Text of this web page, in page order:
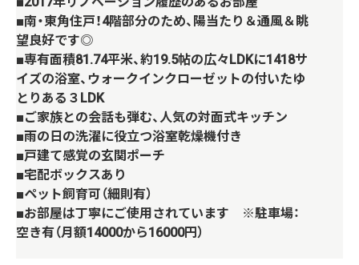
■南・東角住戸！4階部分のため、陽当たり＆通風＆眺
望良好です◎
■専有面積81.74平米、約19.5帖の広々LDKに1418サ
イズの浴室、ウォークインクローゼットの付いたゆ
とりある３LDK
■ご家族との会話も弾む、人気の対面式キッチン
■雨の日の洗濯に役立つ浴室乾燥機付き
■戸建て感覚の玄関ポーチ
■宅配ボックスあり
■ペット飼育可（細則有）
■お部屋は丁寧にご使用されています ※駐車場：
空き有（月額14000から16000円）